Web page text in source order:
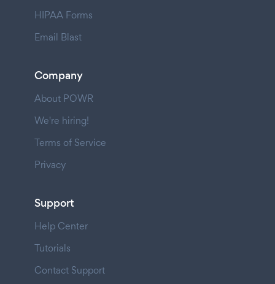
HIPAA Forms
Email Blast
Company
About POWR
We're hiring!
Terms of Service
Privacy
Support
Help Center
Tutorials
Contact Support